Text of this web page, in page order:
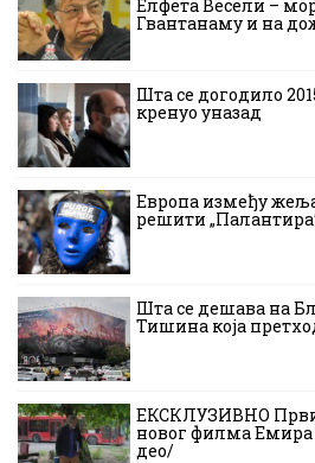
Елфета Весели –
Гвантанаму и на
Шта се догодило
кренуо уназад
Европа између
решити
Шта се дешава на
Тишина која
ЕКСКЛУЗИВНО
новог филма Емира
део/